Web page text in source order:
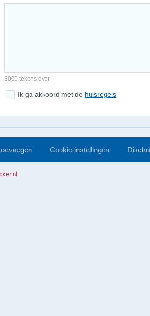
3000 tekens over
Ik ga akkoord met de huisregels
Cookie-instellingen